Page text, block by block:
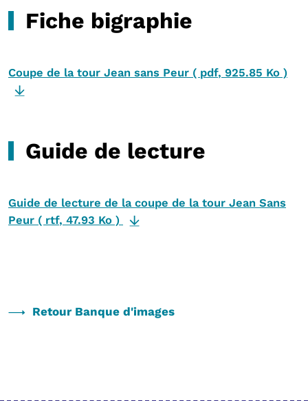
Fiche bigraphie
Coupe de la tour Jean sans Peur ( pdf, 925.85 Ko )
Guide de lecture
Guide de lecture de la coupe de la tour Jean Sans
Peur ( rtf, 47.93 Ko )
Retour Banque d'images